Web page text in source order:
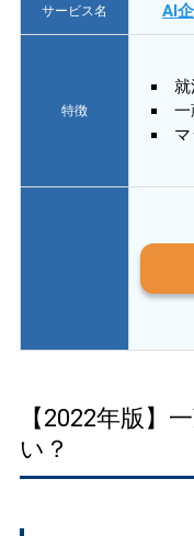
サービス名 AI
特徴
就
一
【2022年版】
い？